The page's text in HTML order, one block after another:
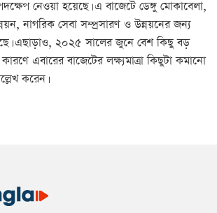
নেওয়া হয়েছে। এ বাজেটে ডেঙ্গু মোকাবেলা,
নাগরিক সেবা সম্প্রসারণ ও উন্নয়নের জন্য
এছাড়াও, ২০২৫ সালের জুনে বেশ কিছু বড়
এবারের বাজেটের লক্ষ্যমাত্রা কিছুটা কমানো
করেন।